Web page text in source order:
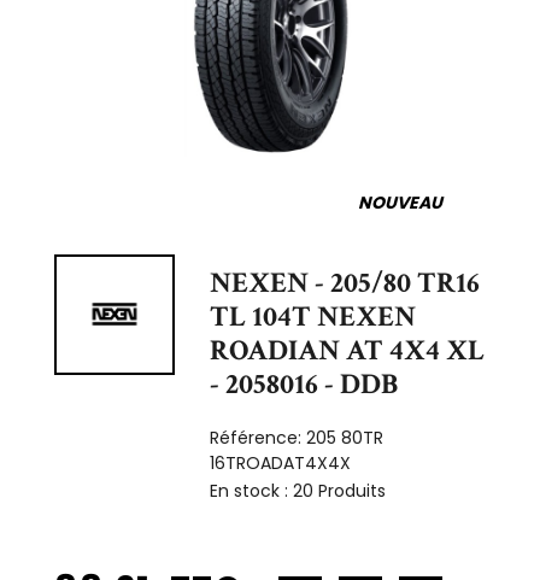
NOUVEAU
NEXEN - 205/80 TR16
TL 104T NEXEN
ROADIAN AT 4X4 XL
- 2058016 - DDB
Référence:205 80TR
16TROADAT4X4X
En stock :20 Produits